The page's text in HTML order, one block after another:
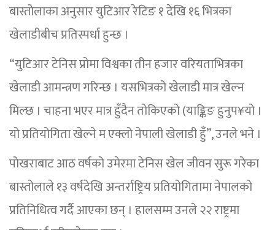
बास्तोलाका अनुसार युटिआर रेटिङ १ देखि १६ भित्रका
खेलाडीबीच प्रतिस्पर्धा हुन्छ ।
“युटिआर टेनिस प्रोमा विश्वका तीन हजार वरियताभित्रका
खेलाडी आमन्त्रण गरिन्छ । यसभित्रको खेलाडी मात्र खेल्न
मिल्छ । चाहना भएर मात्र हुँदैन तोकिएको (याङ्किङ हुनुप¥यो ।
यो प्रतियोगिता खेल्ने म एक्लो नेपाली खेलाडी हुँ”, उनले भने ।
पोखराबाट आठ वर्षको उमेरमा टेनिस खेल जीवन सुरू गरेका
बास्तोलाले १३ वर्षदेखि अन्तर्राष्ट्रिय प्रतियोगितामा नेपालको
प्रतिनिधित्व गर्दै आएका छन् । हालसम्म उनले २२ राष्ट्रमा